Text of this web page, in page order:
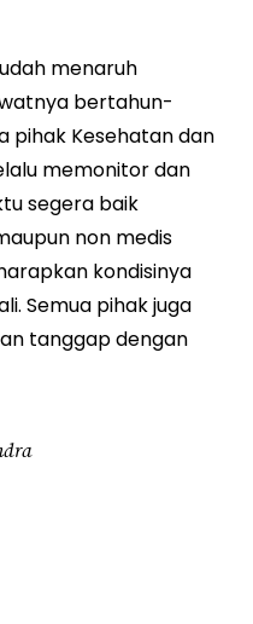
menaruh
bertahun-
pihak Kesehatan dan
memonitor dan
segera baik
non medis
kondisinya
Semua pihak juga
tanggap dengan